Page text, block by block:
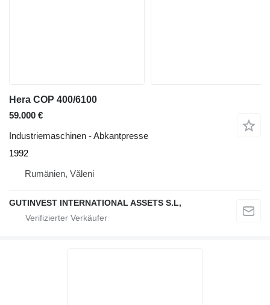
Hera COP 400/6100
59.000 €
Industriemaschinen - Abkantpresse
1992
Rumänien, Văleni
GUTINVEST INTERNATIONAL ASSETS S.L,